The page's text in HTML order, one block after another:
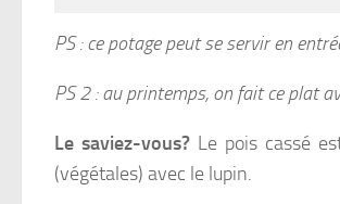
PS : ce potage peut se servir en
PS 2 : au printemps, on fait ce plat
Le saviez-vous?Le pois cassé
(végétales) avec le lupin.